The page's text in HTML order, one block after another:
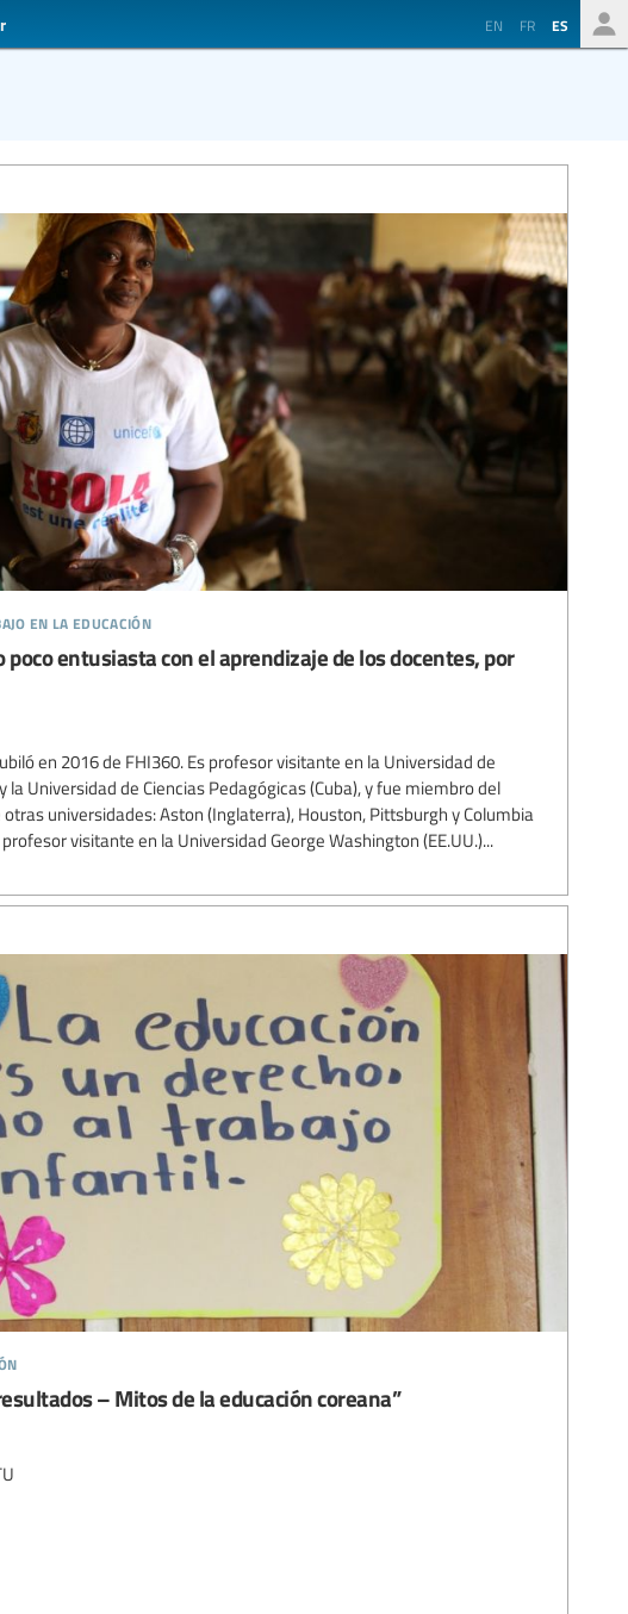
EN FR ES
en la educación
poco entusiasta con el aprendizaje de los docentes, por
en 2016 de FHI360. Es profesor visitante en la Universidad de
la Universidad de Ciencias Pedagógicas (Cuba), y fue miembro del
universidades: Aston (Inglaterra), Houston, Pittsburgh y Columbia
visitante en la Universidad George Washington (EE.UU.)...
– Mitos de la educación coreana”